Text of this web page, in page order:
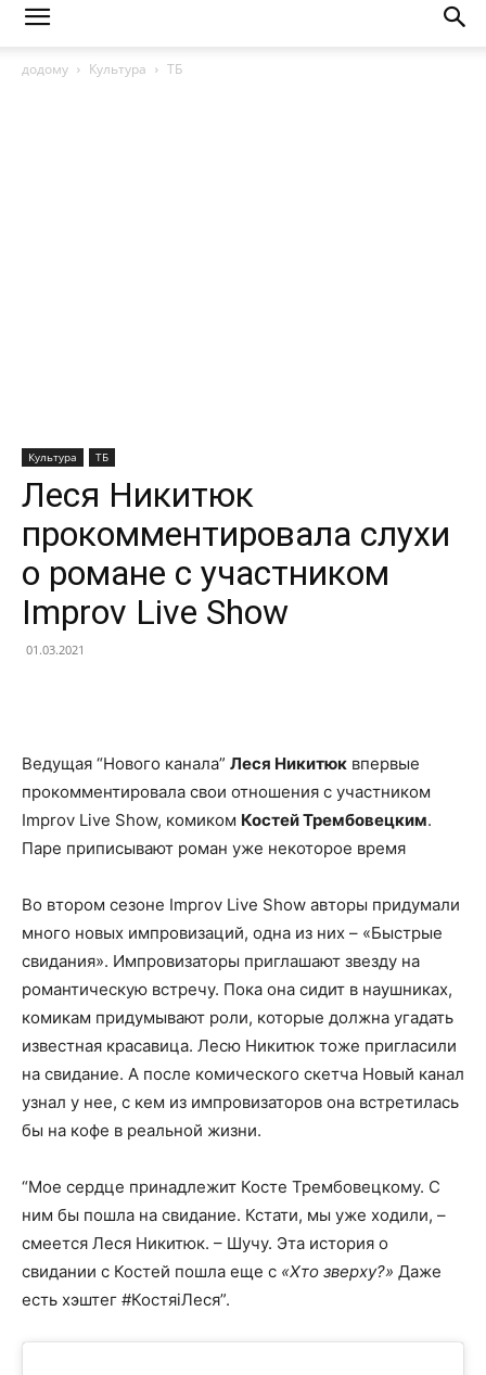
додому Культура ТБ
Культура ТБ
Леся Никитюк
прокомментировала слухи
о романе с участником
Improv Live Show
01.03.2021
Ведущая “Нового канала” Леся Никитюк впервые
прокомментировала свои отношения с участником
Improv Live Show, комиком Костей Трембовецким.
Паре приписывают роман уже некоторое время
Во втором сезоне Improv Live Show авторы придумали
много новых импровизаций, одна из них – «Быстрые
свидания». Импровизаторы приглашают звезду на
романтическую встречу. Пока она сидит в наушниках,
комикам придумывают роли, которые должна угадать
известная красавица. Лесю Никитюк тоже пригласили
на свидание. А после комического скетча Новый канал
узнал у нее, с кем из импровизаторов она встретилась
бы на кофе в реальной жизни.
“Мое сердце принадлежит Косте Трембовецкому. С
ним бы пошла на свидание. Кстати, мы уже ходили, –
смеется Леся Никитюк. – Шучу. Эта история о
свидании с Костей пошла еще с «Хто зверху?» Даже
есть хэштег #КостяіЛеся”.